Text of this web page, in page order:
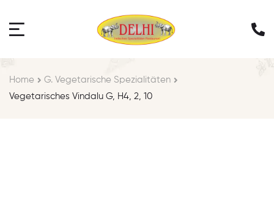
Home
G. Vegetarische Spezialitäten
Vegetarisches Vindalu G, H4, 2, 10